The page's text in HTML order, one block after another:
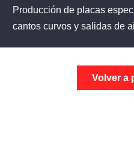
Producción de placas
cantos curvos y salidas de
Volver a